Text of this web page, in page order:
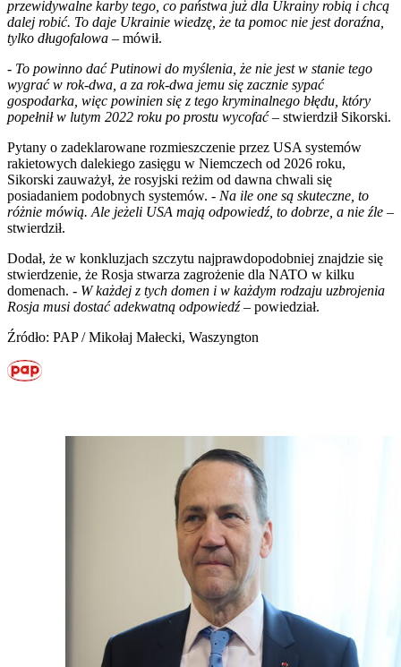
przewidywalne karby tego, co państwa już dla Ukrainy robią i chcą
dalej robić. To daje Ukrainie wiedzę, że ta pomoc nie jest doraźna,
tylko długofalowa – mówił.
- To powinno dać Putinowi do myślenia, że nie jest w stanie tego
wygrać w rok-dwa, a za rok-dwa jemu się zacznie sypać
gospodarka, więc powinien się z tego kryminalnego błędu, który
popełnił w lutym 2022 roku po prostu wycofać– stwierdził Sikorski.
Pytany o zadeklarowane rozmieszczenie przez USA systemów
rakietowych dalekiego zasięgu w Niemczech od 2026 roku,
Sikorski zauważył, że rosyjski reżim od dawna chwali się
posiadaniem podobnych systemów. - Na ile one są skuteczne, to
różnie mówią. Ale jeżeli USA mają odpowiedź, to dobrze, a nie źle –
stwierdził.
Dodał, że w konkluzjach szczytu najprawdopodobniej znajdzie się
stwierdzenie, że Rosja stwarza zagrożenie dla NATO w kilku
domenach. - W każdej z tych domen i w każdym rodzaju uzbrojenia
Rosja musi dostać adekwatną odpowiedź– powiedział.
Źródło: PAP / Mikołaj Małecki, Waszyngton